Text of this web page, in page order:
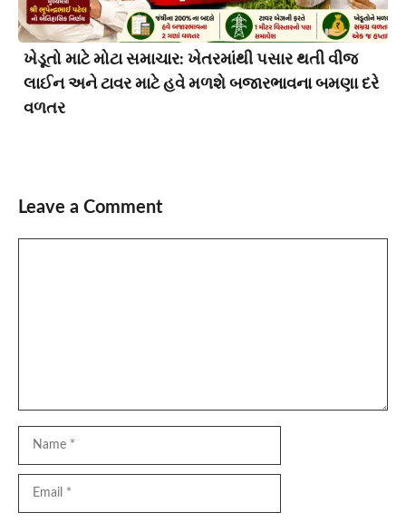
ખેડૂતો માટે મોટા સમાચાર: ખેતરમાંથી પસાર થતી વીજ
લાઈન અને ટાવર માટે હવે મળશે બજારભાવના બમણા દરે
વળતર
Leave a Comment